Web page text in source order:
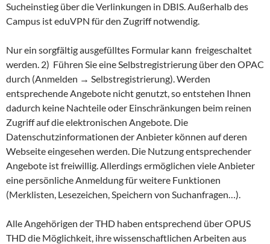
Sucheinstieg über die Verlinkungen in DBIS. Außerhalb des
Campus ist eduVPN für den Zugriff notwendig.
Nur ein sorgfältig ausgefülltes Formular kann freigeschaltet
werden. 2) Führen Sie eine Selbstregistrierung über den OPAC
durch (Anmelden → Selbstregistrierung). Werden
entsprechende Angebote nicht genutzt, so entstehen Ihnen
dadurch keine Nachteile oder Einschränkungen beim reinen
Zugriff auf die elektronischen Angebote. Die
Datenschutzinformationen der Anbieter können auf deren
Webseite eingesehen werden. Die Nutzung entsprechender
Angebote ist freiwillig. Allerdings ermöglichen viele Anbieter
eine persönliche Anmeldung für weitere Funktionen
(Merklisten, Lesezeichen, Speichern von Suchanfragen…).
Alle Angehörigen der THD haben entsprechend über OPUS
THD die Möglichkeit, ihre wissenschaftlichen Arbeiten aus